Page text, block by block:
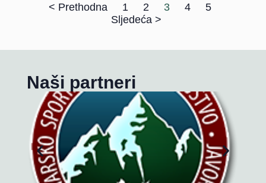
< Prethodna 1 2 3 4
5
Sljedeća >
Naši partneri